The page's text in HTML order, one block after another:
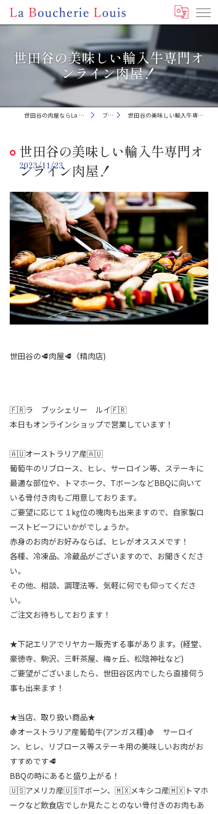
世田谷の美味しい輸入牛専門オ
ンライン肉屋！
世田谷の肉屋ならLa Boucherie Louis ブログ 世田谷の美味しい輸入牛専門オンライン肉屋！
世田谷の美味しい輸入牛専門オ
ンライン肉屋！
2023/11/23
世田谷の🥩肉屋🥩（精肉店)
🇫🇷ラ ブッシェリー ルイ🇫🇷
本日もオンラインショップで営業しています！
🇦🇺オーストラリア産🇦🇺
葡萄牛のリブロース、ヒレ、サーロイン等、ステーキに
最適な部位や、トマホーク、TボーンなどBBQに向いて
いる骨付き肉もご用意しております。
ご要望に応じて１㎏位の塊肉も出来ますので、自家製ロ
ーストビーフにいかがでしょうか。
赤身のお肉がお好みならば、ヒレがオススメです！
各種、冷凍品、冷蔵品がございますので、お聞きくださ
い。
その他、相談、調理法等、気軽に何でも仰ってくださ
い。
ご注文お待ちしております！
★下記エリアでリヤカー販売する事があります。(経堂、
豪徳寺、駒沢、三軒茶屋、梅ヶ丘、松陰神社など)
ご要望がございましたら、世田谷区内でしたら直接伺う
事も出来ます！
★当店、取り扱い商品★
🍇オーストラリア産葡萄牛(アンガス種)🍇 サーロイ
ン、ヒレ、リブロース等ステーキ用の美味しいお肉がお
すすめです🥩
BBQの時にあると盛り上がる！
🇺🇸アメリカ産🇺🇸Tボーン、🇲🇽メキシコ産🇲🇽トマホ
ークなど飲食店でしか見たことのない骨付きのお肉もあ